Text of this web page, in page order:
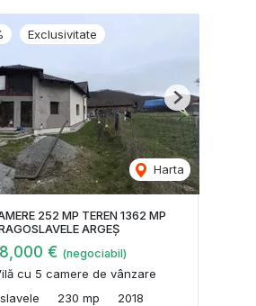
Exclusivitate
Harta
Next
252 MP TEREN 1362 MP
ARGEȘ
€ (negociabil)
cu 5 camere de vânzare
230 mp 2018